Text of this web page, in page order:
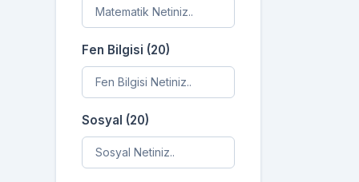
Fen Bilgisi (20)
Sosyal (20)